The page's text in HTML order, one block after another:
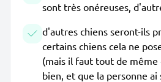
sont très onéreuses,
d'autres chiens seront-ils
certains chiens cela ne
(mais il faut tout de
bien, et que la personne